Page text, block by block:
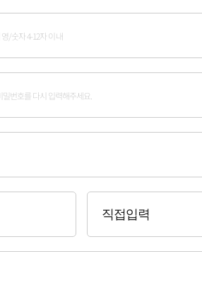
/숫자 4-12자 이내
밀번호를 다시 입력해주세요.
직접입력